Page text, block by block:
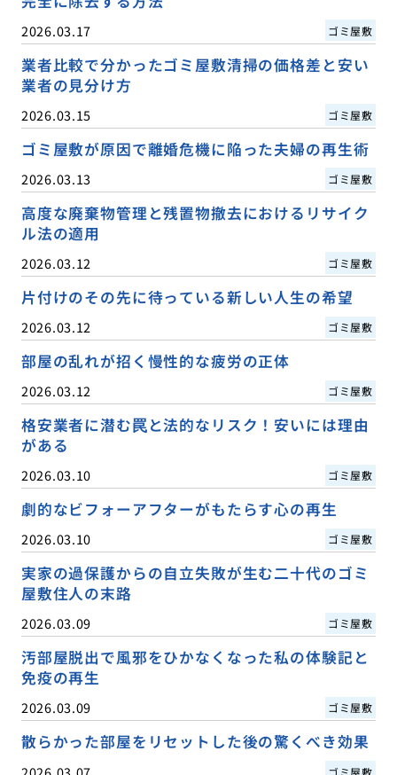
2026.03.17 ゴミ屋敷
業者比較で分かったゴミ屋敷清掃の価格差と安い
業者の見分け方
2026.03.15 ゴミ屋敷
ゴミ屋敷が原因で離婚危機に陥った夫婦の再生術
2026.03.13 ゴミ屋敷
高度な廃棄物管理と残置物撤去におけるリサイク
ル法の適用
2026.03.12 ゴミ屋敷
片付けのその先に待っている新しい人生の希望
2026.03.12 ゴミ屋敷
部屋の乱れが招く慢性的な疲労の正体
2026.03.12 ゴミ屋敷
格安業者に潜む罠と法的なリスク！安いには理由
がある
2026.03.10 ゴミ屋敷
劇的なビフォーアフターがもたらす心の再生
2026.03.10 ゴミ屋敷
実家の過保護からの自立失敗が生む二十代のゴミ
屋敷住人の末路
2026.03.09 ゴミ屋敷
汚部屋脱出で風邪をひかなくなった私の体験記と
免疫の再生
2026.03.09 ゴミ屋敷
散らかった部屋をリセットした後の驚くべき効果
ゴミ屋敷